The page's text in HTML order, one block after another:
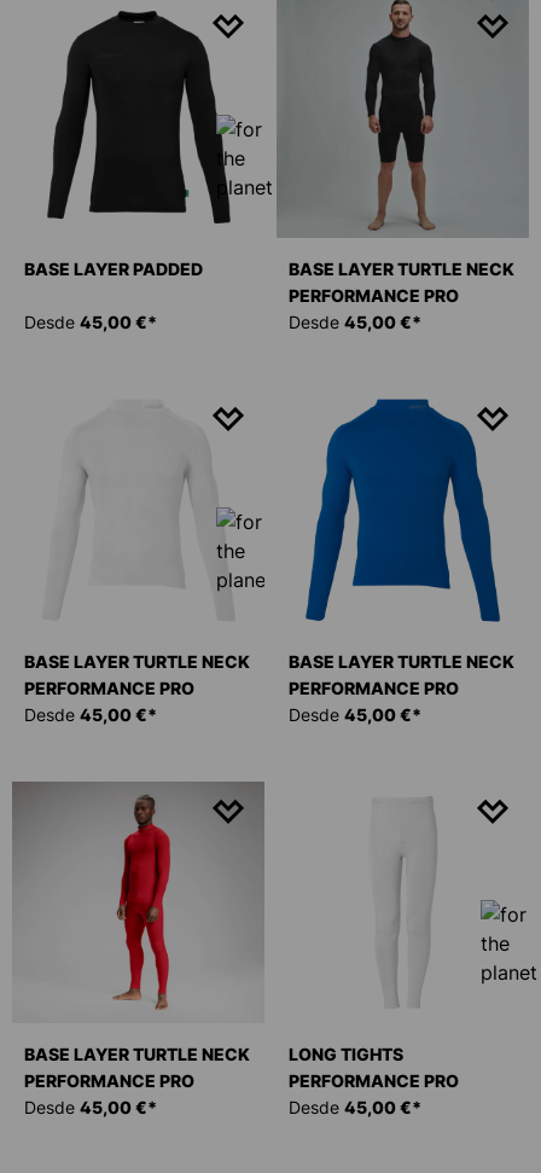
BASE LAYER PADDED
Desde 45,00 €*
BASE LAYER TURTLE NECK
PERFORMANCE PRO
Desde 45,00 €*
BASE LAYER TURTLE NECK
PERFORMANCE PRO
Desde 45,00 €*
BASE LAYER TURTLE NECK
PERFORMANCE PRO
Desde 45,00 €*
BASE LAYER TURTLE NECK
PERFORMANCE PRO
Desde 45,00 €*
LONG TIGHTS
PERFORMANCE PRO
Desde 45,00 €*